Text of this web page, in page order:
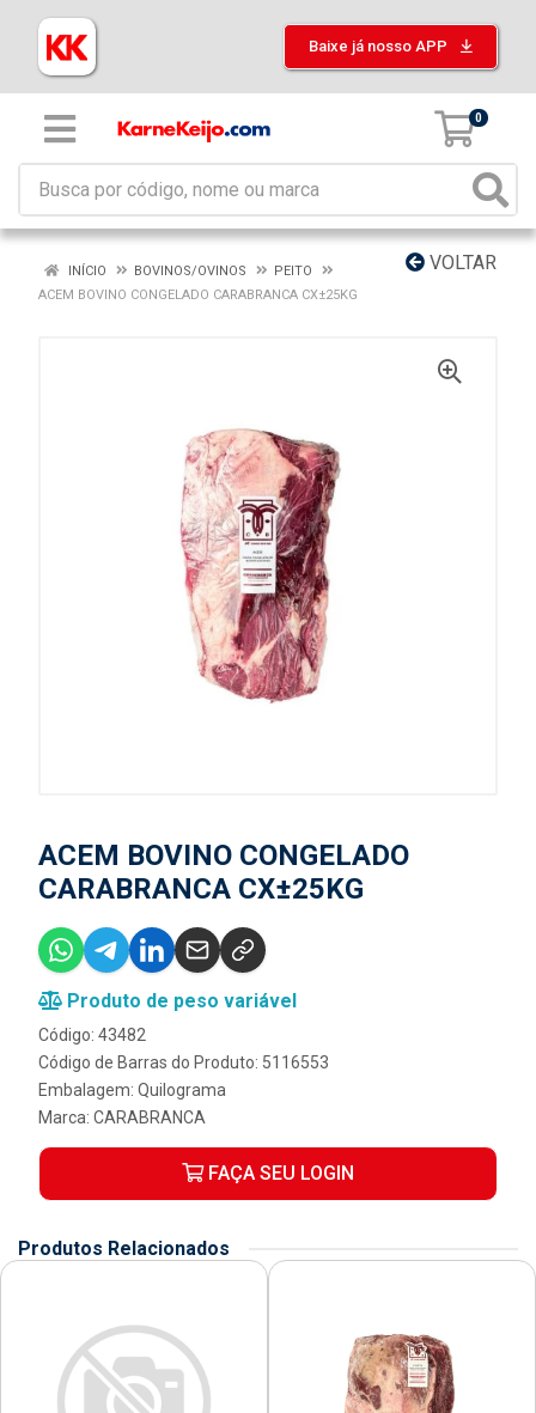
Baixe já nosso APP
0
VOLTAR
INÍCIO BOVINOS/OVINOS
PEITO
ACEM BOVINO CONGELADO CARABRANCA CX±25KG
ACEM BOVINO CONGELADO
CARABRANCA CX±25KG
Produto de peso variável
Código: 43482
Código de Barras do Produto: 5116553
Embalagem: Quilograma
Marca: CARABRANCA
FAÇA SEU LOGIN
Produtos Relacionados